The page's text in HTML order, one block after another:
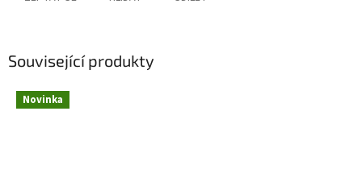
Související produkty
Novinka